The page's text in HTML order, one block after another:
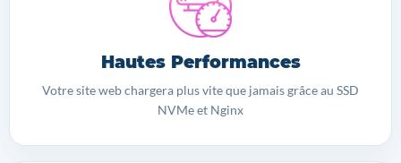
Hautes Performances
Votre site web chargera plus vite que jamais grâce au SSD
NVMe et Nginx